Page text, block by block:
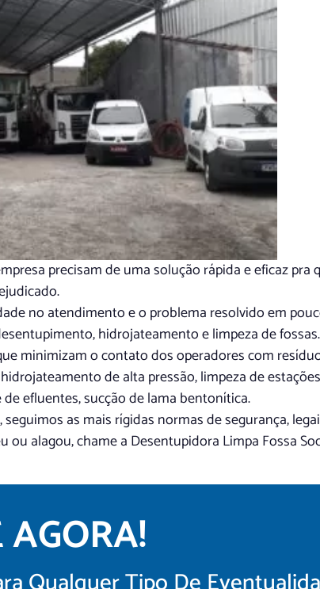
precisam de uma solução rápida e eficaz
no atendimento e o problema resolvido em
hidrojateamento e limpeza de fossas.
minimizam o contato dos operadores com
de alta pressão, limpeza de
efluentes, sucção de lama bentonítica.
as mais rígidas normas de segurança,
ou alagou, chame a Desentupidora Limpa Fossa